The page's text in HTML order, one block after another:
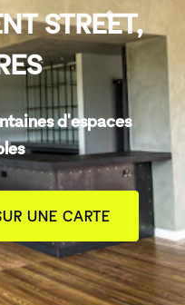
STREET,
d'espaces
UNE CARTE